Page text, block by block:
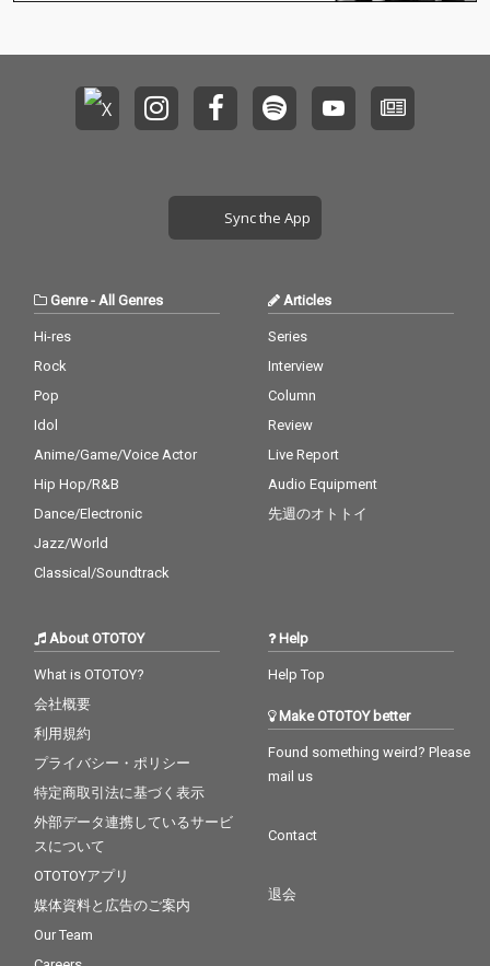
Sync the App
Genre- All Genres
Hi-res
Rock
Pop
Idol
Anime/Game/Voice Actor
Hip Hop/R&B
Dance/Electronic
Jazz/World
Classical/Soundtrack
Articles
Series
Interview
Column
Review
Live Report
Audio Equipment
先週のオトトイ
About OTOTOY
What is OTOTOY?
会社概要
利用規約
プライバシー・ポリシー
特定商取引法に基づく表示
外部データ連携しているサービ
スについて
OTOTOYアプリ
媒体資料と広告のご案内
Our Team
Help
Help Top
Make OTOTOY better
Found something weird? Please
mail us
Contact
退会